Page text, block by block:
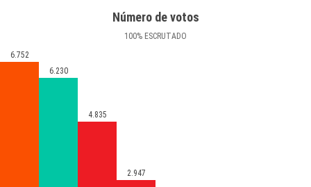
Número de votos
100% ESCRUTADO
6.752
6.230
4.835
2.947